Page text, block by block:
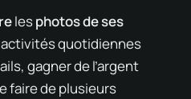
lesphotos de ses
quotidiennes
gagner de l’argent
faire de plusieurs